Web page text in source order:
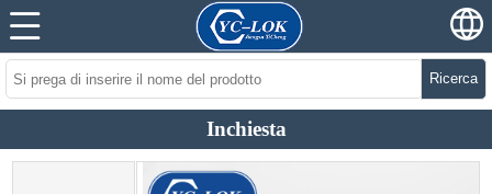
Ricerca
Inchiesta